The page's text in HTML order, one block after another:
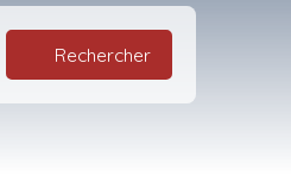
Rechercher